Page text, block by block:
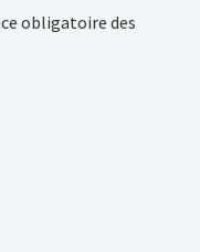
obligatoire des